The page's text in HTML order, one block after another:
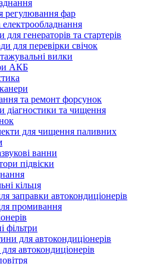
регулювання фар
електрообладнання
для генераторів та стартерів
для перевірки свічок
вилки
АКБ
та ремонт форсунок
діагностики та чищення
для чищення паливних
ванни
підвіски
кільця
заправки автокондиціонерів
промивання
фільтри
для автокондиціонерів
автокондиціонерів